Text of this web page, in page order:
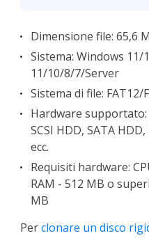
Dimensione file: 65,6
Sistema: Windows
11/10/8/7/Server
Sistema di file: FAT12/
Hardware supportato:
SCSI HDD, SATA
ecc.
Requisiti hardware:
RAM - 512 MB o
MB
Perclonare un disco